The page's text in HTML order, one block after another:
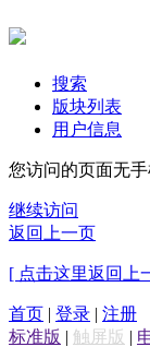
搜索
版块列表
用户信息
您访问的页面无
继续访问
返回上一页
[ 点击这里返回上
首页 | 登录 | 注册
标准版 | 触屏版 |